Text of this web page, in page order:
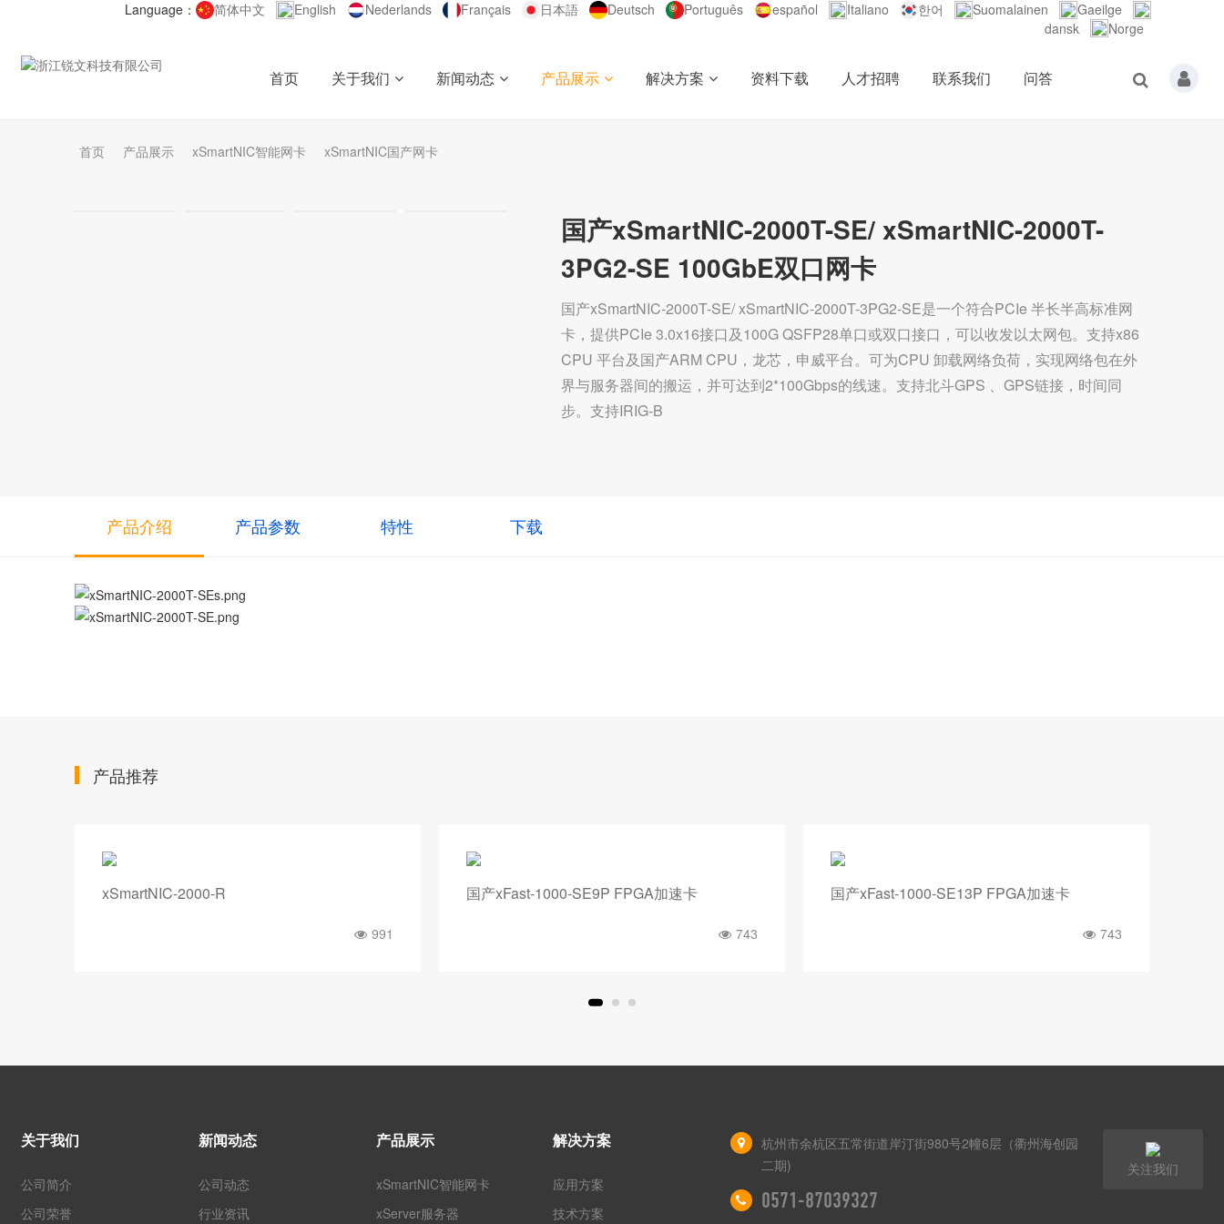
Language： 简体中文 English Nederlands Français 日本語 Deutsch Português español Italiano 한어 Suomalainen
Gaeilge
dansk
Norge
首页 关于我们 新闻动态 产品展示 解决方案 资料下载 人才招聘 联系我们 问答
首页 产品展示 xSmartNIC智能网卡 xSmartNIC国产网卡
国产xSmartNIC-2000T-SE/ xSmartNIC-2000T-
3PG2-SE 100GbE双口网卡
国产xSmartNIC-2000T-SE/ xSmartNIC-2000T-3PG2-SE是一个符合PCIe 半长半高标准网
卡，提供PCIe 3.0x16接口及100G QSFP28单口或双口接口，可以收发以太网包。支持x86
CPU 平台及国产ARM CPU，龙芯，申威平台。可为CPU 卸载网络负荷，实现网络包在外
界与服务器间的搬运，并可达到2*100Gbps的线速。支持北斗GPS 、GPS链接，时间同
步。支持IRIG-B
产品介绍 产品参数 特性 下载
产品推荐
xSmartNIC-2000-R
991
国产xFast-1000-SE9P FPGA加速卡
743
国产xFast-1000-SE13P FPGA加速卡
743
关于我们
公司简介
公司荣誉
新闻动态
公司动态
行业资讯
产品展示
xSmartNIC智能网卡
xServer服务器
解决方案
应用方案
技术方案
杭州市余杭区五常街道岸汀街980号2幢6层（衢州海创园
二期)
0571-87039327
关注我们